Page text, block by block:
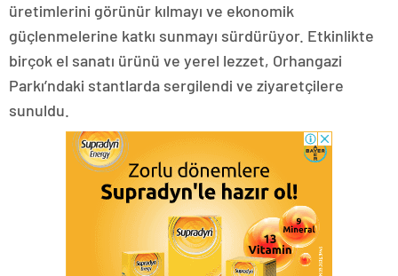
üretimlerini görünür kılmayı ve ekonomik
güçlenmelerine katkı sunmayı sürdürüyor. Etkinlikte
birçok el sanatı ürünü ve yerel lezzet, Orhangazi
Parkı’ndaki stantlarda sergilendi ve ziyaretçilere
sunuldu.